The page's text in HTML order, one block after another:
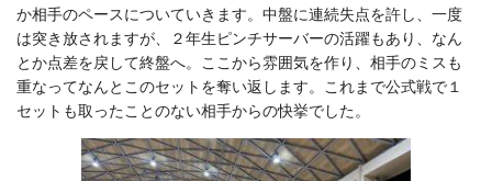
か相手のペースについていきます。中盤に連続失点を許し、一度
は突き放されますが、２年生ピンチサーバーの活躍もあり、なん
とか点差を戻して終盤へ。ここから雰囲気を作り、相手のミスも
重なってなんとこのセットを奪い返します。これまで公式戦で１
セットも取ったことのない相手からの快挙でした。